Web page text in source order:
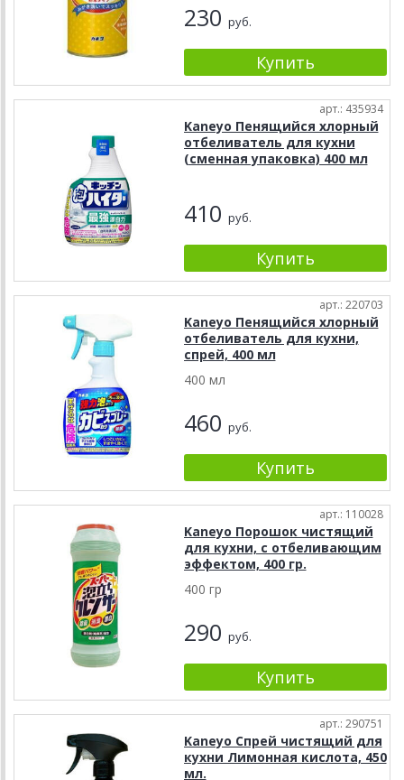
230 руб.
арт.: 435934
Kaneyo Пенящийся хлорный
отбеливатель для кухни
(сменная упаковка) 400 мл
410 руб.
арт.: 220703
Kaneyo Пенящийся хлорный
отбеливатель для кухни,
спрей, 400 мл
400 мл
460 руб.
арт.: 110028
Kaneyo Порошок чистящий
для кухни, с отбеливающим
эффектом, 400 гр.
400 гр
290 руб.
арт.: 290751
Kaneyo Спрей чистящий для
кухни Лимонная кислота, 450
мл.